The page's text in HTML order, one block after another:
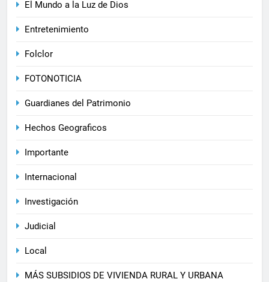
El Mundo a la Luz de Dios
Entretenimiento
Folclor
FOTONOTICIA
Guardianes del Patrimonio
Hechos Geograficos
Importante
Internacional
Investigación
Judicial
Local
MÁS SUBSIDIOS DE VIVIENDA RURAL Y URBANA